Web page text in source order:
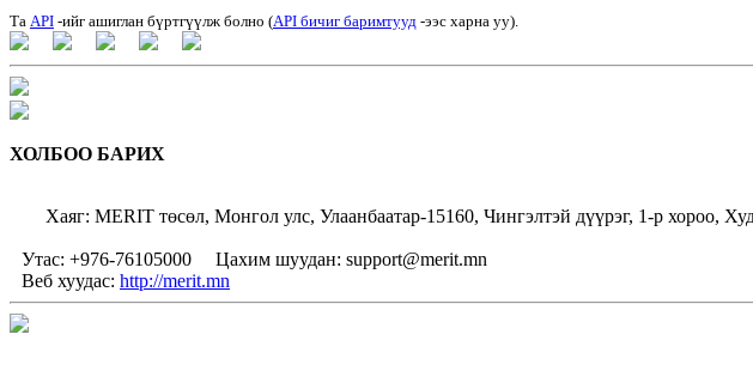
Та API -ийг ашиглан бүртгүүлж болно (API бичиг баримтууд -ээс харна уу).
ХОЛБОО БАРИХ
Хаяг: MERIT төсөл, Монгол улс, Улаанбаатар-15160, Чингэлтэй дүүрэг, 1-р хороо,
Утас: +976-76105000
Цахим шуудан: support@merit.mn
Веб хуудас: http://merit.mn